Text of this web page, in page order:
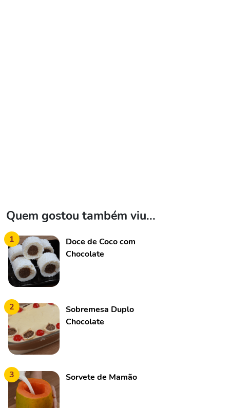
Quem gostou também viu...
1
Doce de Coco com
Chocolate
2
Sobremesa Duplo
Chocolate
3 Sorvete de Mamão